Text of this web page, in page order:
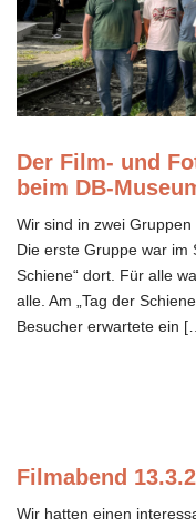
Der Film- und
beim DB-
Wir sind in zwei
Die erste Gruppe war im
Schiene“ dort. Für alle
alle. Am „Tag der
Besucher erwartete ein
Filmabend
Wir hatten einen